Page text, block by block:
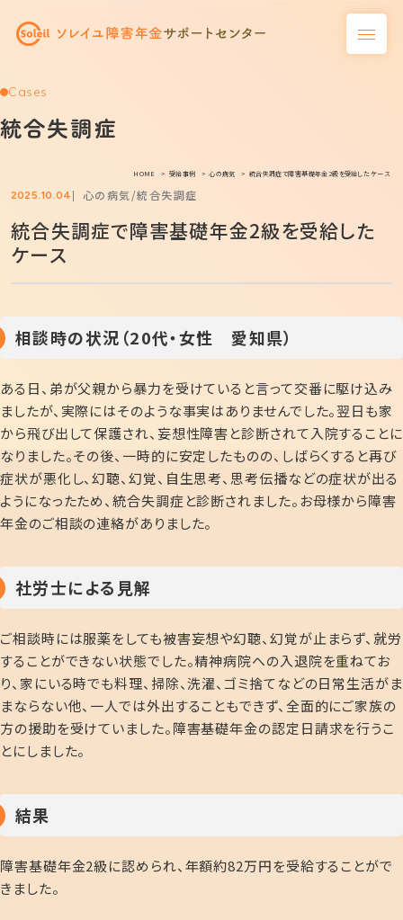
Cases
統合失調症
HOME 受給事例 心の病気 統合失調症で障害基礎年金2級を受給したケース
2025.10.04 心の病気 統合失調症
統合失調症で障害基礎年金2級を受給した
ケース
相談時の状況（20代・女性 愛知県）
ある日、弟が父親から暴力を受けていると言って交番に駆け込み
ましたが、実際にはそのような事実はありませんでした。翌日も家
から飛び出して保護され、妄想性障害と診断されて入院することに
なりました。その後、一時的に安定したものの、しばらくすると再び
症状が悪化し、幻聴、幻覚、自生思考、思考伝播などの症状が出る
ようになったため、統合失調症と診断されました。お母様から障害
年金のご相談の連絡がありました。
社労士による見解
ご相談時には服薬をしても被害妄想や幻聴、幻覚が止まらず、就労
することができない状態でした。精神病院への入退院を重ねてお
り、家にいる時でも料理、掃除、洗濯、ゴミ捨てなどの日常生活がま
まならない他、一人では外出することもできず、全面的にご家族の
方の援助を受けていました。障害基礎年金の認定日請求を行うこ
とにしました。
結果
障害基礎年金2級に認められ、年額約82万円を受給することがで
きました。